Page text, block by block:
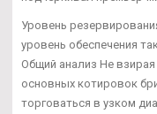
Уровень
уровень обеспечения
Общий анализ Не
основных котировок
торговаться в узком